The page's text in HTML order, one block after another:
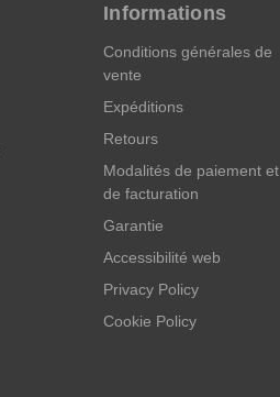
Informations
Conditions générales de
vente
Expéditions
Retours
Modalités de paiement et
de facturation
Garantie
Accessibilité web
Privacy Policy
Cookie Policy